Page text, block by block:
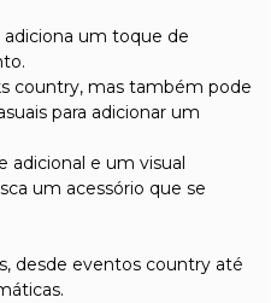
adiciona um toque de
country, mas também pode
para adicionar um
adicional e um visual
um acessório que se
desde eventos country até